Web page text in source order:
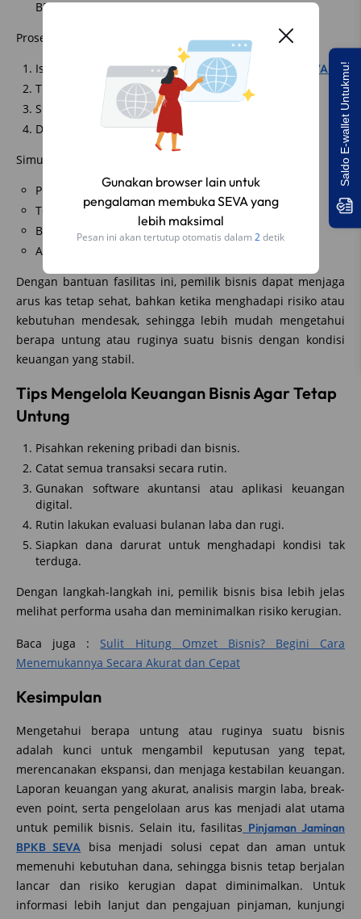
Gunakan browser lain untuk
pengalaman membuka SEVA yang
lebih maksimal
Pesan ini akan tertutup otomatis dalam 1detik
BPKB mobil, STNK, dan data tambahan.
Proses pengajuan juga sangat praktis:
Isi formulir pengajuan secara online di halaman
SEVA.id .
Tim SEVA akan menghubungi kamu dalam 1×24 jam.
Survei dilakukan untuk verifikasi.
Dana pinjaman cair ke rekening kamu.
Simulasi sederhana:
Pinjaman: Rp50.000.000
Tenor: 12 bulan
Bunga: 0,75% per bulan
Angsuran per bulan: Rp4.542.000
Dengan bantuan fasilitas ini, pemilik bisnis dapat menjaga
arus kas tetap sehat, bahkan ketika menghadapi risiko atau
kebutuhan mendesak, sehingga lebih mudah mengetahui
berapa untung atau ruginya suatu bisnis dengan kondisi
keuangan yang stabil.
Tips Mengelola Keuangan Bisnis Agar Tetap
Untung
Pisahkan rekening pribadi dan bisnis.
Catat semua transaksi secara rutin.
Gunakan software akuntansi atau aplikasi keuangan
digital.
Rutin lakukan evaluasi bulanan laba dan rugi.
Siapkan dana darurat untuk menghadapi kondisi tak
terduga.
Dengan langkah-langkah ini, pemilik bisnis bisa lebih jelas
melihat performa usaha dan meminimalkan risiko kerugian.
Baca juga : Sulit Hitung Omzet Bisnis? Begini Cara
Menemukannya Secara Akurat dan Cepat
Kesimpulan
Mengetahui berapa untung atau ruginya suatu bisnis
adalah kunci untuk mengambil keputusan yang tepat,
merencanakan ekspansi, dan menjaga kestabilan keuangan.
Laporan keuangan yang akurat, analisis margin laba, break-
even point, serta pengelolaan arus kas menjadi alat utama
untuk pemilik bisnis. Selain itu, fasilitas Pinjaman Jaminan
BPKB SEVA bisa menjadi solusi cepat dan aman untuk
memenuhi kebutuhan dana, sehingga bisnis tetap berjalan
lancar dan risiko kerugian dapat diminimalkan. Untuk
informasi lebih lanjut dan pengajuan pinjaman, kunjungi
Saldo E-wallet Untukmu!